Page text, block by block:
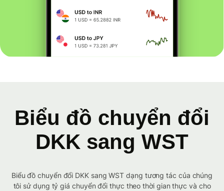
Biểu đồ chuyển đổi
DKK sang WST
Biểu đồ chuyển đổi DKK sang WST dạng tương tác của chúng
tôi sử dụng tỷ giá chuyển đổi thực theo thời gian thực và cho